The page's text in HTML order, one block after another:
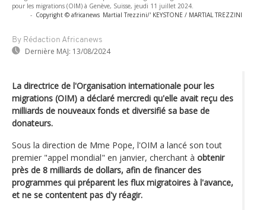
pour les migrations (OIM) à Genève, Suisse, jeudi 11 juillet 2024.
- Copyright © africanews Martial Trezzini/' KEYSTONE / MARTIAL TREZZINI
By Rédaction Africanews
Dernière MAJ: 13/08/2024
La directrice de l'Organisation internationale pour les
migrations (OIM) a déclaré mercredi qu'elle avait reçu des
milliards de nouveaux fonds et diversifié sa base de
donateurs.
Sous la direction de Mme Pope, l'OIM a lancé son tout
premier "appel mondial" en janvier, cherchant à obtenir
près de 8 milliards de dollars, afin de financer des
programmes qui préparent les flux migratoires à l'avance,
et ne se contentent pas d'y réagir.